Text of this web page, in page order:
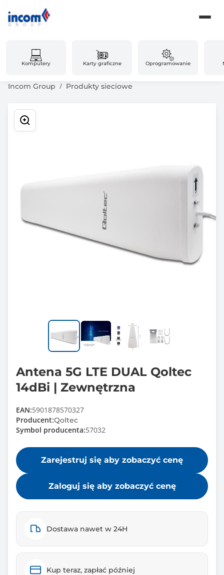
Komputery Karty graficzne Oprogramowanie
Incom Group Produkty sieciowe
Antena 5G LTE DUAL Qoltec
14dBi | Zewnętrzna
EAN:5901878570327
Producent:Qoltec
Symbol producenta:57032
Zarejestruj się aby zobaczyć cenę
Zaloguj się aby zobaczyć cenę
Dostawa nawet w 24H
Kup teraz, zapłać później